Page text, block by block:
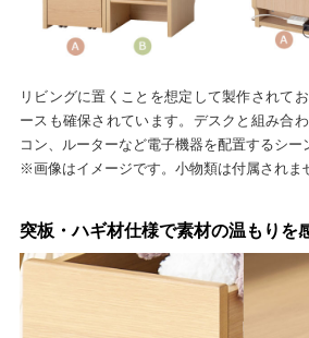
リビングに置くことを想定して製作されて
ースも確保されています。デスクと組み合
コン、ルーターなど電子機器を配置するシー
※画像はイメージです。小物類は付属されま
突板・ハギ材仕様で素材の温もりを